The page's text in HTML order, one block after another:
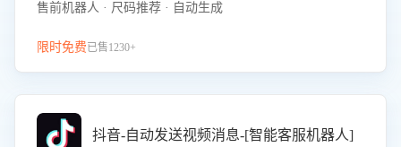
售前机器人 · 尺码推荐 · 自动生成
限时免费已售1230+
抖音-自动发送视频消息-[智能客服机器人]